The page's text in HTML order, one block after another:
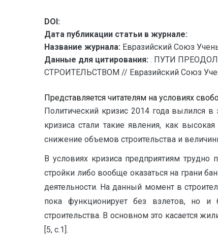
DOI:
Дата публикации статьи в журнале:
Название журнала: Евразийский Союз
Данные для цитирования: . ПУТИ
СТРОИТЕЛЬСТВОМ // Евразийский Союз
Представляется читателям на условиях
Политический кризис 2014 года вылился
кризиса стали такие явления, как
снижение объемов строительства и
В условиях кризиса предприятиям
стройки либо вообще оказаться на грани
деятельности. На данный момент в
пока функционирует без взлетов, но и
строительства. В основном это касается
[5, с.1].